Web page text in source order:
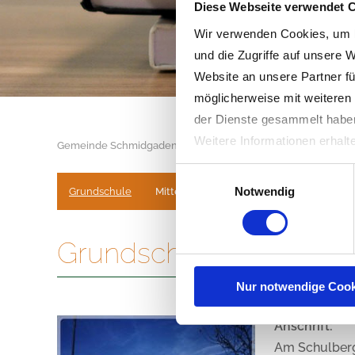
Diese Webseite verwendet
Wir verwenden Cookies,
und die Zugriffe auf unsere
Website an unsere Partner
möglicherweise mit
der Dienste gesammelt
Weitere Informationen
Einwilligungsauswahl
Notwendig
Nur notwendige
Gemeinde Schmidgaden Familie & Einrichtungen
Navigation
überspringen
Grundschule Mittelschule
Grundschule
Anschrift:
Am